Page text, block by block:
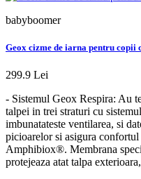
babyboomer
Geox cizme de iarna pentru copii
299.9 Lei
- Sistemul Geox Respira: Au
talpei in trei straturi cu
imbunatateste ventilarea, si
picioarelor si asigura
Amphibiox®. Membrana
protejeaza atat talpa